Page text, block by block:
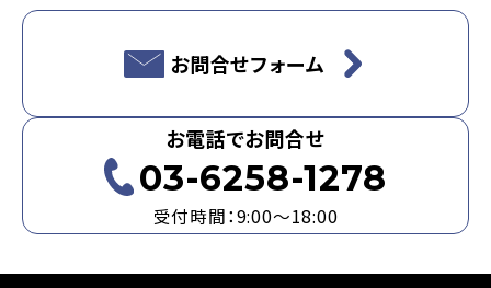
お問合せフォーム
お電話でお問合せ
03-6258-1278
受付時間：9:00～18:00